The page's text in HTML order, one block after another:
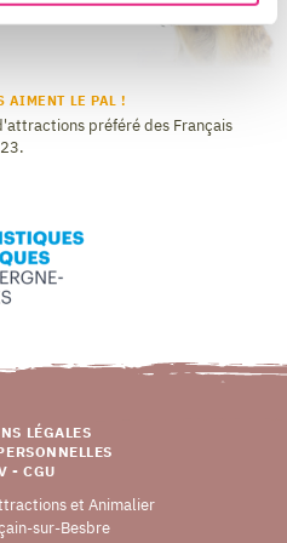
AIMENT LE PAL !
préféré des Français
LÉGALES
- CGU
et Animalier
sur-Besbre